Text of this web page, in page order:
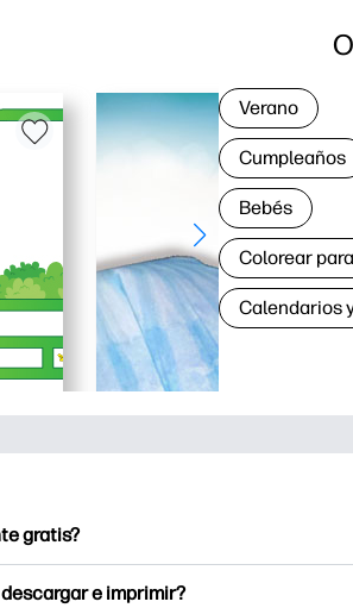
Verano
Cumpleaños
Bebés
Colorear
Calendarios
gratis?
e imprimir?